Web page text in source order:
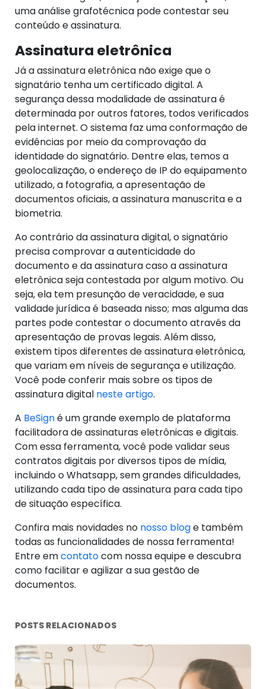
uma análise grafotécnica pode contestar seu
conteúdo e assinatura.
Assinatura eletrônica
Já a assinatura eletrônica não exige que o
signatário tenha um certificado digital. A
segurança dessa modalidade de assinatura é
determinada por outros fatores, todos verificados
pela internet. O sistema faz uma conformação de
evidências por meio da comprovação da
identidade do signatário. Dentre elas, temos a
geolocalização, o endereço de IP do equipamento
utilizado, a fotografia, a apresentação de
documentos oficiais, a assinatura manuscrita e a
biometria.
Ao contrário da assinatura digital, o signatário
precisa comprovar a autenticidade do
documento e da assinatura caso a assinatura
eletrônica seja contestada por algum motivo. Ou
seja, ela tem presunção de veracidade, e sua
validade jurídica é baseada nisso; mas alguma das
partes pode contestar o documento através da
apresentação de provas legais. Além disso,
existem tipos diferentes de assinatura eletrônica,
que variam em níveis de segurança e utilização.
Você pode conferir mais sobre os tipos de
assinatura digital neste artigo.
A BeSigné um grande exemplo de plataforma
facilitadora de assinaturas eletrônicas e digitais.
Com essa ferramenta, você pode validar seus
contratos digitais por diversos tipos de mídia,
incluindo o Whatsapp, sem grandes dificuldades,
utilizando cada tipo de assinatura para cada tipo
de situação específica.
Confira mais novidades no nosso bloge também
todas as funcionalidades de nossa ferramenta!
Entre emcontatocom nossa equipe e descubra
como facilitar e agilizar a sua gestão de
documentos.
POSTS RELACIONADOS